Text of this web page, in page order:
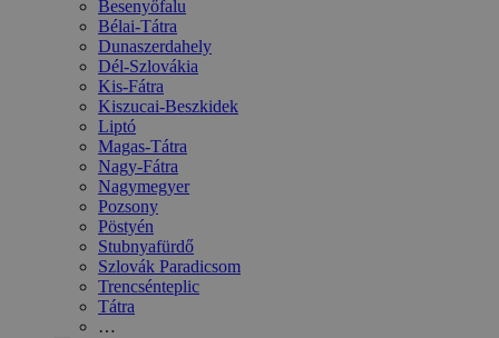
Besenyőfalu
Bélai-Tátra
Dunaszerdahely
Dél-Szlovákia
Kis-Fátra
Kiszucai-Beszkidek
Liptó
Magas-Tátra
Nagy-Fátra
Nagymegyer
Pozsony
Pöstyén
Stubnyafürdő
Szlovák Paradicsom
Trencsénteplic
Tátra
…